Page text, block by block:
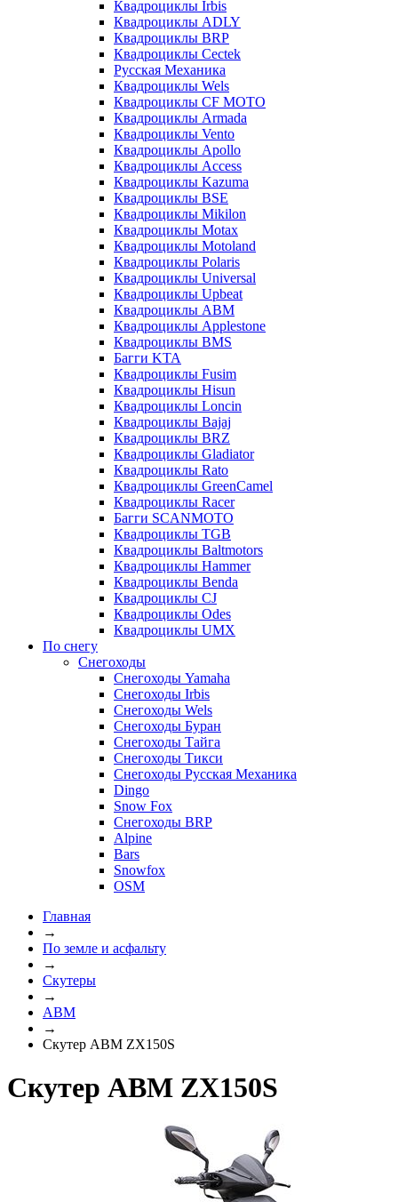
Квадроциклы Irbis
Квадроциклы ADLY
Квадроциклы BRP
Квадроциклы Cectek
Русская Механика
Квадроциклы Wels
Квадроциклы CF MOTO
Квадроциклы Armada
Квадроциклы Vento
Квадроциклы Apollo
Квадроциклы Access
Квадроциклы Kazuma
Квадроциклы BSE
Квадроциклы Mikilon
Квадроциклы Motax
Квадроциклы Motoland
Квадроциклы Polaris
Квадроциклы Universal
Квадроциклы Upbeat
Квадроциклы ABM
Квадроциклы Applestone
Квадроциклы BMS
Багги KTA
Квадроциклы Fusim
Квадроциклы Hisun
Квадроциклы Loncin
Квадроциклы Bajaj
Квадроциклы BRZ
Квадроциклы Gladiator
Квадроциклы Rato
Квадроциклы GreenCamel
Квадроциклы Racer
Багги SCANMOTO
Квадроциклы TGB
Квадроциклы Baltmotors
Квадроциклы Hammer
Квадроциклы Benda
Квадроциклы CJ
Квадроциклы Odes
Квадроциклы UMX
По снегу
Снегоходы
Снегоходы Yamaha
Снегоходы Irbis
Снегоходы Wels
Снегоходы Буран
Снегоходы Тайга
Снегоходы Тикси
Снегоходы Русская Механика
Dingo
Snow Fox
Снегоходы BRP
Alpine
Bars
Snowfox
OSM
Главная
→
По земле и асфальту
→
Скутеры
→
ABM
→
Скутер ABM ZX150S
Скутер ABM ZX150S